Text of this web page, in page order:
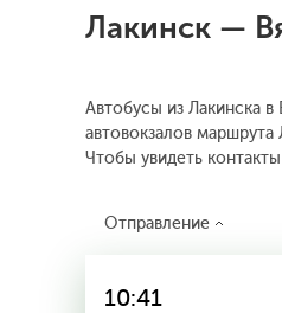
Лакинск —
Автобусы из Лакинска
автовокзалов
Чтобы увидеть
Отправление
10:41